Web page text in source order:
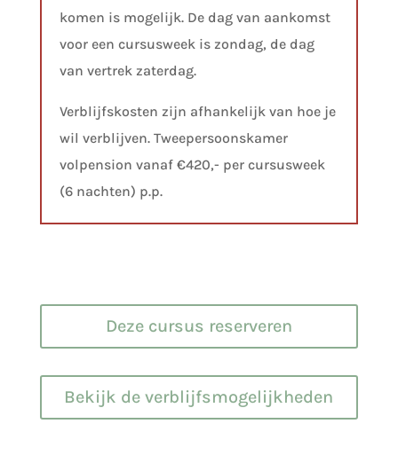
komen is mogelijk. De dag van aankomst
voor een cursusweek is zondag, de dag
van vertrek zaterdag.
Verblijfskosten zijn afhankelijk van hoe je
wil verblijven. Tweepersoonskamer
volpension vanaf €420,- per cursusweek
(6 nachten) p.p.
Deze cursus reserveren
Bekijk de verblijfsmogelijkheden